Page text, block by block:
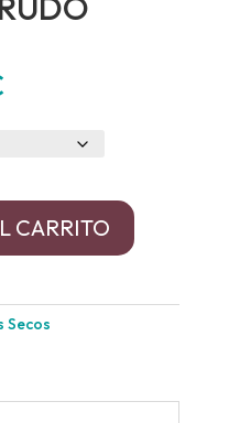
Rango
precios:
desde
hasta
120.00€
CARRITO
Secos